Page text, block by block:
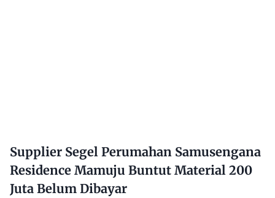
Supplier Segel Perumahan Samusengana
Residence Mamuju Buntut Material 200
Juta Belum Dibayar